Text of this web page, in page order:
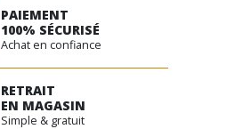
PAIEMENT
100% SÉCURISÉ
Achat en confiance
RETRAIT
EN MAGASIN
Simple & gratuit